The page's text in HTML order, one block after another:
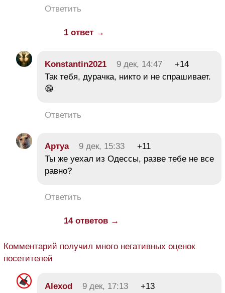
Ответить
1 ответ →
Konstantin2021 9 дек, 14:47
+14
Так тебя, дурачка, никто и не спрашивает.
😁
Ответить
Aртуа 9 дек, 15:33
+11
Ты же уехал из Одессы, разве тебе не все
равно?
Ответить
14 ответов →
Комментарий получил много негативных оценок
посетителей
Alexod 9 дек, 17:13
+13